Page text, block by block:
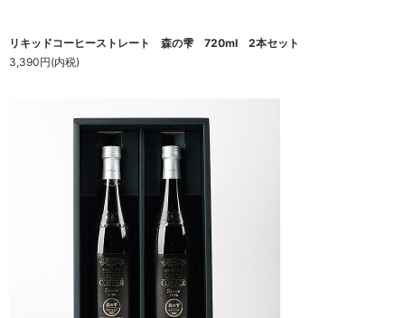
リキッドコーヒーストレート 森の雫 720ml 2本セット
3,390円(内税)